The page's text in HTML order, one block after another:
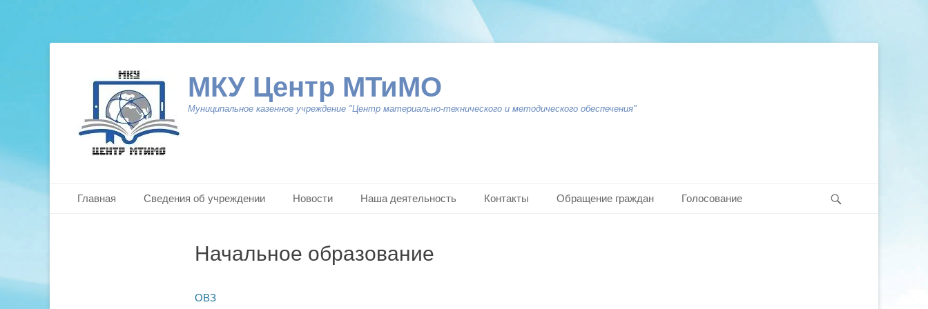
МКУ Центр МТиМО
Муниципальное казенное учреждение "Центр материально-технического и методического обеспечения"
Primary Menu
Главная Сведения об учреждении Новости Наша деятельность Контакты Обращение граждан Голосование
Начальное образование
ОВЗ